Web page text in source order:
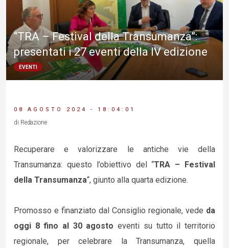
“TRA – Festival della Transumanza”:
presentati i 27 eventi della IV edizione
EVENTI
08 AGOSTO 2024 - 18:04:01
di Redazione
Recuperare e valorizzare le antiche vie della
Transumanza: questo l’obiettivo del “TRA – Festival
della Transumanza“, giunto alla quarta edizione.
Promosso e finanziato dal Consiglio regionale, vede da
oggi 8 fino al 30 agosto eventi su tutto il territorio
regionale, per celebrare la Transumanza, quella